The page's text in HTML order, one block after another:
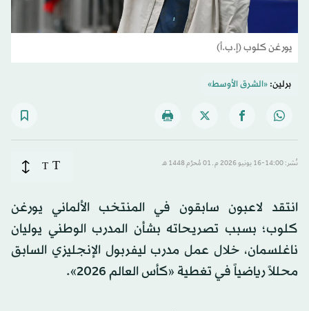
يورغن كلوب (إ.ب.أ)
برلين:«الشرق الأوسط»
نُشر: 14:00-16 يونيو 2026 م ـ 01 مُحرَّم 1448 هـ T
T
انتقد لاعبون سابقون في المنتخب الألماني يورغن
كلوب؛ بسبب تصريحاته بشأن المدرب الوطني يوليان
ناغلسمان، خلال عمل مدرب ليفربول الإنجليزي السابق
محللاً رياضياً في تغطية «كأس العالم 2026».